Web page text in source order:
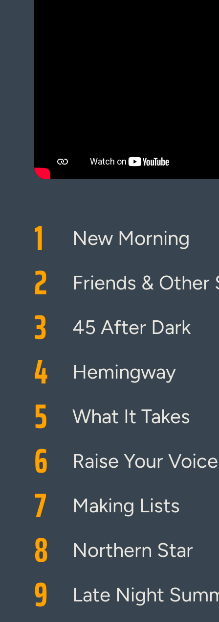
1 New Morning
2 Friends & Other
3 45 After Dark
4 Hemingway
5 What It Takes
6 Raise Your Voice
7 Making Lists
8 Northern Star
9 Late Night